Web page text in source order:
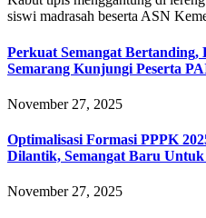
siswi madrasah beserta ASN
Perkuat Semangat Bertanding,
Semarang Kunjungi Peserta
November 27, 2025
Optimalisasi Formasi PPPK
Dilantik, Semangat Baru
November 27, 2025